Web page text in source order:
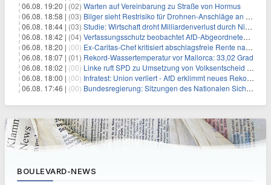
06.08. 19:20 | (02) Warten auf Vereinbarung zu Straße von Hormus
06.08. 18:58 | (03) Bilger sieht Restrisiko für Drohnen-Anschläge an Flughäfen
06.08. 18:44 | (03) Studie: Wirtschaft droht Milliardenverlust durch Niedrigwasser
06.08. 18:42 | (04) Verfassungsschutz beobachtet AfD-Abgeordneten Nolte
06.08. 18:20 | (00) Ex-Caritas-Chef kritisiert abschlagsfreie Rente nach 45 Jahren
06.08. 18:07 | (01) Rekord-Wassertemperatur vor Mallorca: 33,02 Grad
06.08. 18:02 | (00) Linke ruft SPD zu Umsetzung von Volksentscheid auf
06.08. 18:00 | (00) Infratest: Union verliert - AfD erklimmt neues Rekordhoch
06.08. 17:46 | (00) Bundesregierung: Sitzungen des Nationalen Sicherheitsrates geheim
BOULEVARD-NEWS